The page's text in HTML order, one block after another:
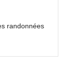
randonnées